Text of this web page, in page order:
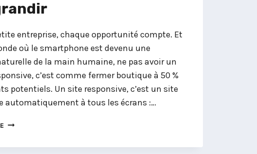
entreprise, chaque opportunité compte. Et
où le smartphone est devenu une
de la main humaine, ne pas avoir un
c’est comme fermer boutique à 50 %
potentiels. Un site responsive, c’est un site
automatiquement à tous les écrans :…
LES
D’UN